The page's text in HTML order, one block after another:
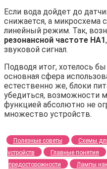
Если вода дойдет до
снижается, а микросхема
линейный режим. Так,
резонансной частоте НА1
звуковой сигнал.
Подводя итог, хотелось
основная сфера
естественно же, блоки
убедиться, возможности
функцией абсолютно не
множество устройств.
Полезные советы Схемы
устройств
Главные понятия
предосторожности
Лампы